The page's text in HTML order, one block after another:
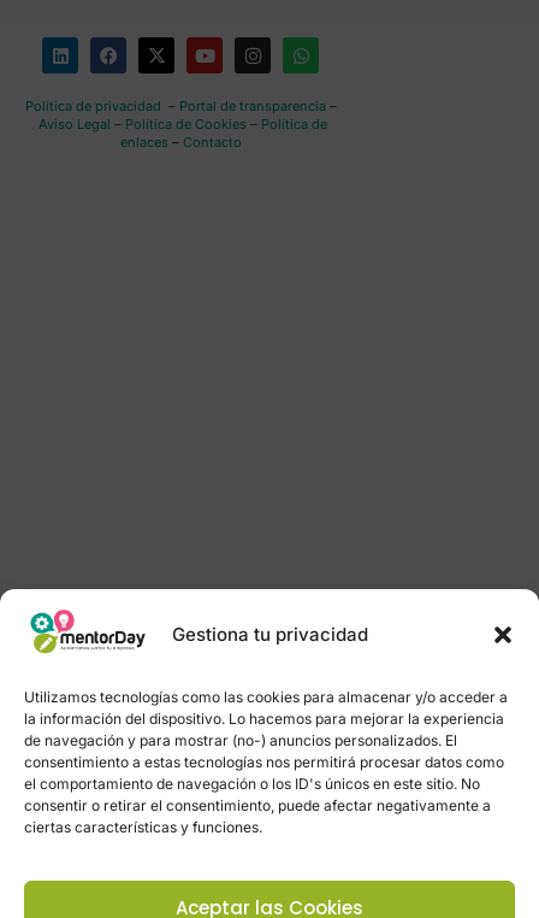
Gestiona tu privacidad
Utilizamos tecnologías como las cookies para almacenar y/o acceder a
la información del dispositivo. Lo hacemos para mejorar la experiencia
de navegación y para mostrar (no-) anuncios personalizados. El
consentimiento a estas tecnologías nos permitirá procesar datos como
el comportamiento de navegación o los ID's únicos en este sitio. No
consentir o retirar el consentimiento, puede afectar negativamente a
ciertas características y funciones.
Aceptar las Cookies
Política de privacidad – Portal de transparencia–
Aviso Legal – Política de Cookies – Política de
enlaces – Contacto